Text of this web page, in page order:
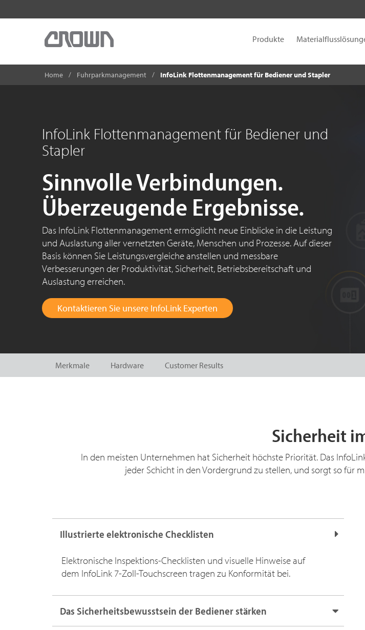
Produkte
Home Fuhrparkmanagement InfoLink Flottenmanagement für Bediener und Stapler
InfoLink Flottenmanagement für Bediener und
Stapler
Sinnvolle Verbindungen.
Überzeugende Ergebnisse.
Das InfoLink Flottenmanagement ermöglicht neue Einblicke in die Leistung
und Auslastung aller vernetzten Geräte, Menschen und Prozesse. Auf dieser
Basis können Sie Leistungsvergleiche anstellen und messbare
Verbesserungen der Produktivität, Sicherheit, Betriebsbereitschaft und
Auslastung erreichen.
Kontaktieren Sie unsere InfoLink Experten
Merkmale Hardware Customer Results
Sicherheit
In den meisten Unternehmen hat Sicherheit höchste Priorität. Das
jeder Schicht in den Vordergrund zu stellen, und sorgt so für
Illustrierte elektronische Checklisten
Elektronische Inspektions-Checklisten und visuelle Hinweise auf
dem InfoLink 7-Zoll-Touchscreen tragen zu Konformität bei.
Das Sicherheitsbewusstsein der Bediener stärken